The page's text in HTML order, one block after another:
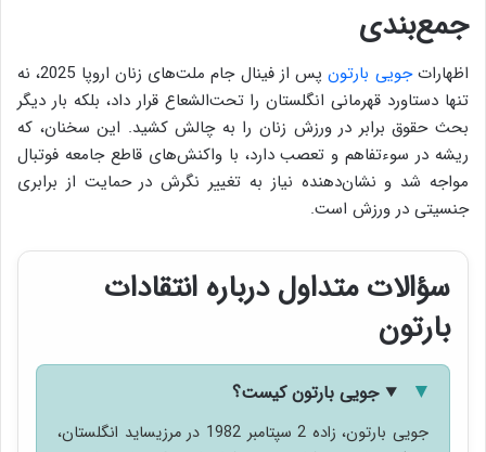
جمع‌بندی
اظهاراتجویی بارتون
پس از فینال جام ملت‌های زنان اروپا 2025، نه
تنها دستاورد قهرمانی انگلستان را تحت‌الشعاع قرار داد، بلکه بار دیگر
بحث حقوق برابر در ورزش زنان را به چالش کشید. این سخنان، که
ریشه در سوءتفاهم و تعصب دارد، با واکنش‌های قاطع جامعه فوتبال
مواجه شد و نشان‌دهنده نیاز به تغییر نگرش در حمایت از برابری
جنسیتی در ورزش است.
سؤالات متداول درباره انتقادات
بارتون
جویی بارتون کیست؟
جویی بارتون، زاده 2 سپتامبر 1982 در مرزیساید انگلستان،